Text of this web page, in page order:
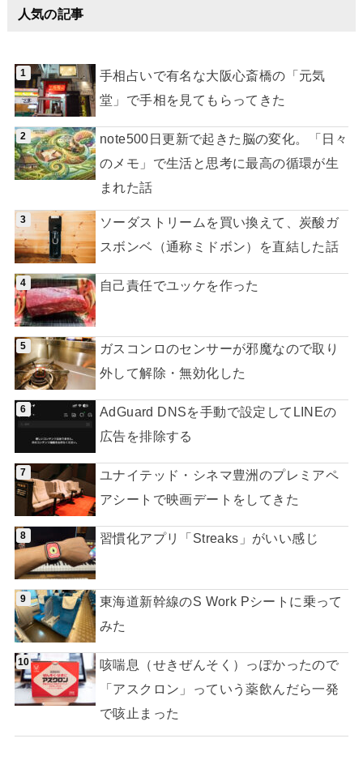
人気の記事
手相占いで有名な大阪心斎橋の「元気
堂」で手相を見てもらってきた
note500日更新で起きた脳の変化。「日々
のメモ」で生活と思考に最高の循環が生
まれた話
ソーダストリームを買い換えて、炭酸ガ
スボンベ（通称ミドボン）を直結した話
自己責任でユッケを作った
ガスコンロのセンサーが邪魔なので取り
外して解除・無効化した
AdGuard DNSを手動で設定してLINEの
広告を排除する
ユナイテッド・シネマ豊洲のプレミアペ
アシートで映画デートをしてきた
習慣化アプリ「Streaks」がいい感じ
東海道新幹線のS Work Pシートに乗って
みた
咳喘息（せきぜんそく）っぽかったので
「アスクロン」っていう薬飲んだら一発
で咳止まった